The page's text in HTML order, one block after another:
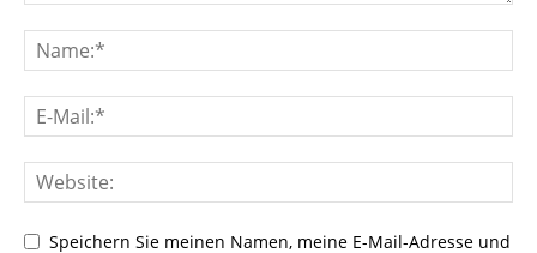
Speichern Sie meinen Namen, meine E-Mail-Adresse und